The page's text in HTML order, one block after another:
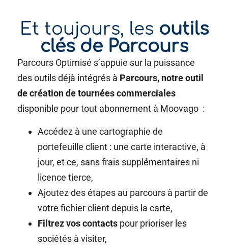
Et toujours, les outils
clés de Parcours
Parcours Optimisé s’appuie sur la puissance
des outils déjà intégrés à Parcours, notre outil
de création de tournées commerciales
disponible pour tout abonnement à Moovago :
Accédez à une cartographie de
portefeuille client : une carte interactive, à
jour, et ce, sans frais supplémentaires ni
licence tierce,
Ajoutez des étapes au parcours à partir de
votre fichier client depuis la carte,
Filtrez vos contacts pour prioriser les
sociétés à visiter,